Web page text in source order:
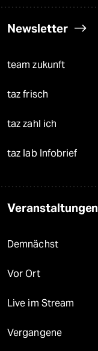
Newsletter
team zukunft
taz frisch
taz zahl ich
taz lab Infobrief
Veranstaltungen
Demnächst
Vor Ort
Live im Stream
Vergangene